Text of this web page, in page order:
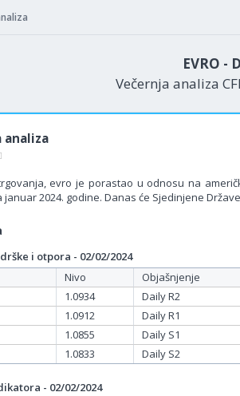
EVRO -
Večernja analiza
analiza
evro je porastao u odnosu na
2024. godine. Danas će Sjedinjene
i otpora - 02/02/2024
Nivo
Objašnjenje
1.0934
Daily R2
1.0912
Daily R1
1.0855
Daily S1
1.0833 Daily S2
- 02/02/2024